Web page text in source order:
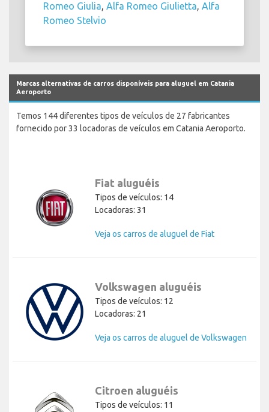
Romeo Giulia, Alfa Romeo Giulietta, Alfa
Romeo Stelvio
Marcas alternativas de carros disponíveis para aluguel em Catania
Aeroporto
Temos 144 diferentes tipos de veículos de 27 fabricantes
fornecido por 33 locadoras de veículos em Catania Aeroporto.
Fiat aluguéis
Tipos de veículos: 14
Locadoras: 31
Veja os carros de aluguel de Fiat
Volkswagen aluguéis
Tipos de veículos: 12
Locadoras: 21
Veja os carros de aluguel de Volkswagen
Citroen aluguéis
Tipos de veículos: 11